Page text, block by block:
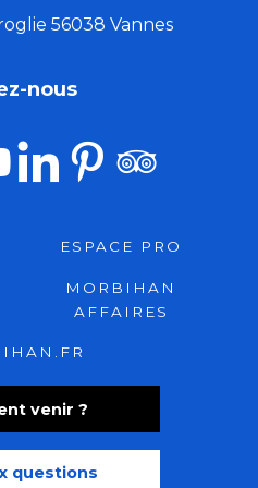
56038 Vannes
venir ?
questions
nous
ESPACE PRO
MORBIHAN
AFFAIRES